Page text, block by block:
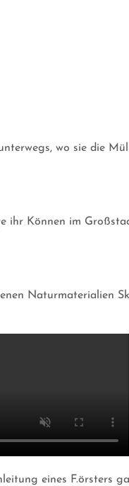
wo sie die
ihr Können im
Naturmaterialien
eines F.örsters